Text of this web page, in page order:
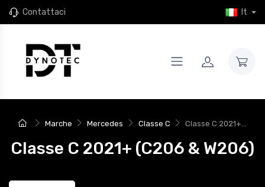
Contattaci It
Marche Mercedes Classe C Classe C 2021+...
Classe C 2021+ (C206 & W206)